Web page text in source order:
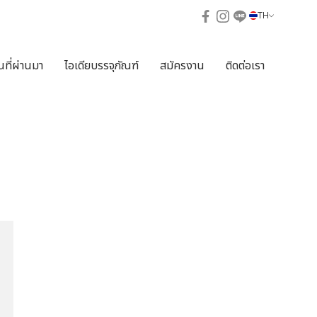
TH
ที่ผ่านมา ไอเดียบรรจุภัณฑ์ สมัครงาน ติดต่อเรา